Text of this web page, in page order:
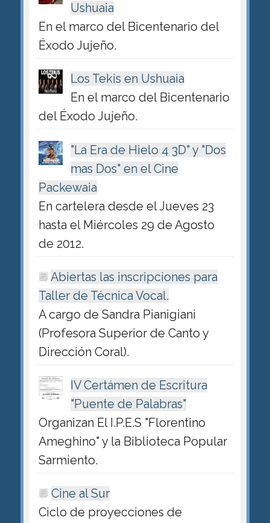
Ushuaia
En el marco del Bicentenario del
Éxodo Jujeño.
Los Tekis en Ushuaia
En el marco del Bicentenario
del Éxodo Jujeño.
"La Era de Hielo 4 3D" y "Dos
mas Dos" en el Cine
Packewaia
En cartelera desde el Jueves 23
hasta el Miércoles 29 de Agosto
de 2012.
Abiertas las inscripciones para
Taller de Técnica Vocal.
A cargo de Sandra Pianigiani
(Profesora Superior de Canto y
Dirección Coral).
IV Certámen de Escritura
"Puente de Palabras"
Organizan El I.P.E.S "Florentino
Ameghino" y la Biblioteca Popular
Sarmiento.
Cine al Sur
Ciclo de proyecciones de